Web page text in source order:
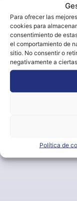
Para ofrecer las
cookies para
consentimiento de
el comportamiento de
sitio. No consentir o
negativamente a
Política de
Avenida
(Cáceres)
jcarron.es